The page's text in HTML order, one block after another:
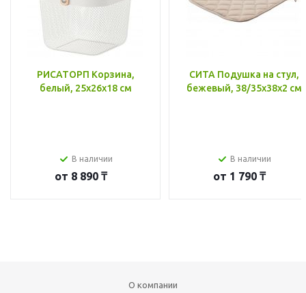
РИСАТОРП Корзина,
белый, 25x26x18 см
В наличии
от 8 890 ₸
СИТА Подушка на стул,
бежевый, 38/35x38x2 см
В наличии
от 1 790 ₸
О компании